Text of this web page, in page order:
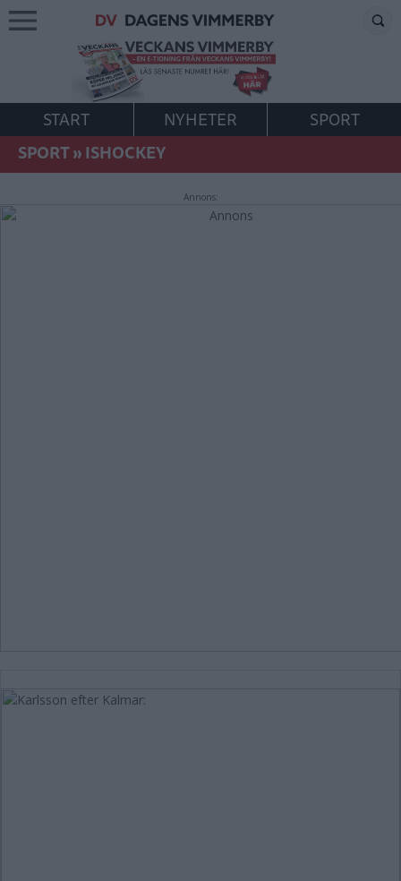
START NYHETER
SPORT
SPORT»ISHOCKEY
Annons: